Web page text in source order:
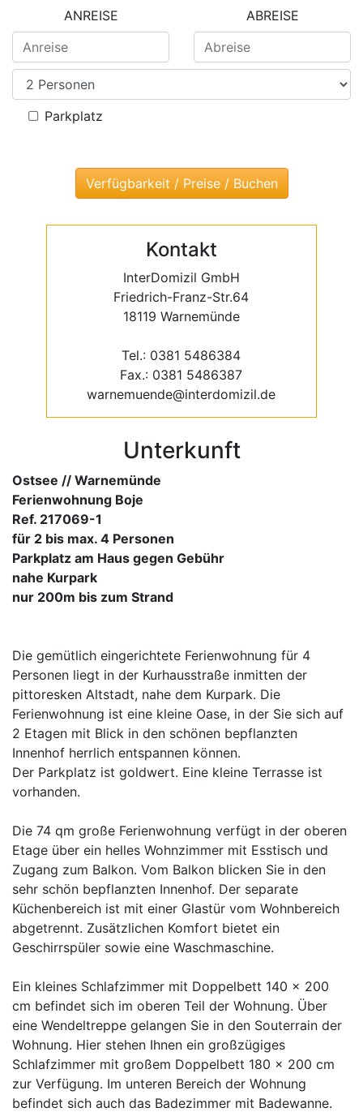
ANREISE ABREISE
Parkplatz
Kontakt
InterDomizil GmbH
Friedrich-Franz-Str.64
18119 Warnemünde
Tel.: 0381 5486384
Fax.: 0381 5486387
warnemuende@interdomizil.de
Unterkunft
Ostsee // Warnemünde
Ferienwohnung Boje
Ref. 217069-1
für 2 bis max. 4 Personen
Parkplatz am Haus gegen Gebühr
nahe Kurpark
nur 200m bis zum Strand
Die gemütlich eingerichtete Ferienwohnung für 4
Personen liegt in der Kurhausstraße inmitten der
pittoresken Altstadt, nahe dem Kurpark. Die
Ferienwohnung ist eine kleine Oase, in der Sie sich auf
2 Etagen mit Blick in den schönen bepflanzten
Innenhof herrlich entspannen können.
Der Parkplatz ist goldwert. Eine kleine Terrasse ist
vorhanden.
Die 74 qm große Ferienwohnung verfügt in der oberen
Etage über ein helles Wohnzimmer mit Esstisch und
Zugang zum Balkon. Vom Balkon blicken Sie in den
sehr schön bepflanzten Innenhof. Der separate
Küchenbereich ist mit einer Glastür vom Wohnbereich
abgetrennt. Zusätzlichen Komfort bietet ein
Geschirrspüler sowie eine Waschmaschine.
Ein kleines Schlafzimmer mit Doppelbett 140 x 200
cm befindet sich im oberen Teil der Wohnung. Über
eine Wendeltreppe gelangen Sie in den Souterrain der
Wohnung. Hier stehen Ihnen ein großzügiges
Schlafzimmer mit großem Doppelbett 180 x 200 cm
zur Verfügung. Im unteren Bereich der Wohnung
befindet sich auch das Badezimmer mit Badewanne.